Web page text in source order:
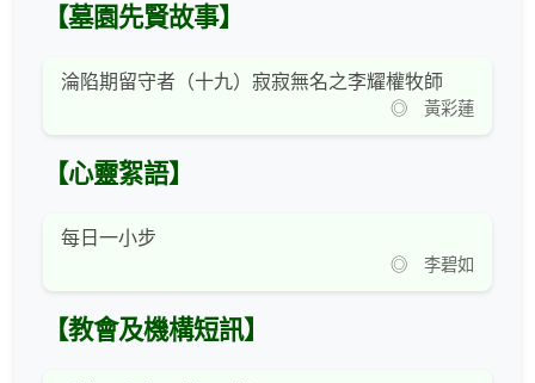
【墓園先賢故事】
淪陷期留守者（十九）寂寂無名之李耀權牧師
◎ 黃彩蓮
【心靈絮語】
每日一小步
◎ 李碧如
【教會及機構短訊】